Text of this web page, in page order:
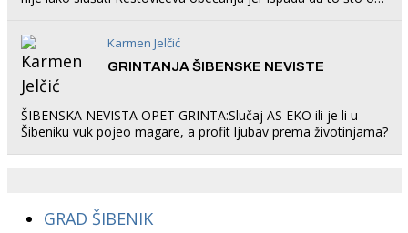
Karmen Jelčić
GRINTANJA ŠIBENSKE NEVISTE
ŠIBENSKA NEVISTA OPET GRINTA:Slučaj AS EKO ili je li u
Šibeniku vuk pojeo magare, a profit ljubav prema životinjama?
GRAD ŠIBENIK